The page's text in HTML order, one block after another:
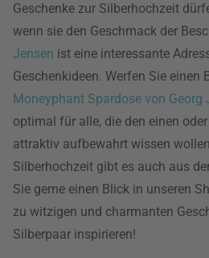
Geschenke zur Silberhochzeit
wenn sie den Geschmack der
Jensen ist eine interessante
Geschenkideen. Werfen Sie einen
Moneyphant Spardose von Georg
optimal für alle, die den einen
attraktiv aufbewahrt wissen
Silberhochzeit gibt es auch aus
Sie gerne einen Blick in unseren
zu witzigen und charmanten
Silberpaar inspirieren!